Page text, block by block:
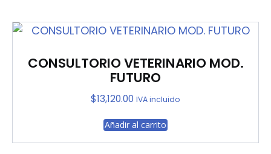
CONSULTORIO VETERINARIO MOD.
FUTURO
$13,120.00 IVA incluido
Añadir al carrito